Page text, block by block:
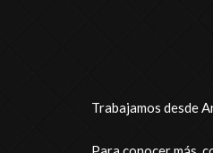
Trabajamos desde